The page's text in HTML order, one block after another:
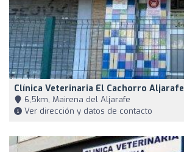
Clínica Veterinaria El Cachorro Aljarafe
6,5km, Mairena del Aljarafe
Ver dirección y datos de contacto